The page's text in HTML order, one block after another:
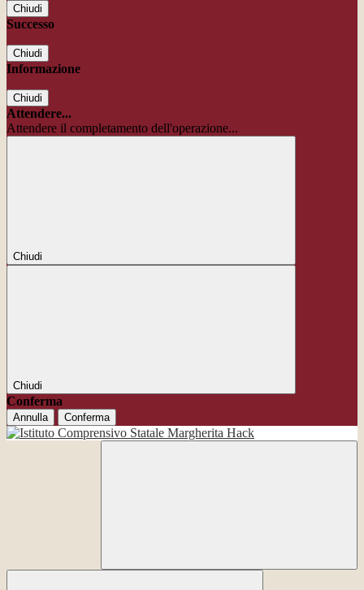
Chiudi
Successo
Chiudi
Informazione
Chiudi
Attendere...
Attendere il completamento dell'operazione...
Chiudi
Chiudi
Conferma
Annulla Conferma